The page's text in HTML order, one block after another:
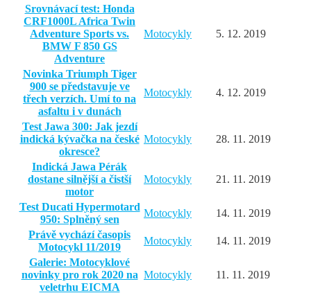
Srovnávací test: Honda
CRF1000L Africa Twin
Adventure Sports vs.
BMW F 850 GS
Adventure
Motocykly 5. 12. 2019
Novinka Triumph Tiger
900 se představuje ve
třech verzích. Umí to na
asfaltu i v dunách
Motocykly 4. 12. 2019
Test Jawa 300: Jak jezdí
indická kývačka na české
okresce?
Motocykly 28. 11. 2019
Indická Jawa Pérák
dostane silnější a čistší
motor
Motocykly 21. 11. 2019
Test Ducati Hypermotard
950: Splněný sen
Motocykly
14. 11. 2019
Právě vychází časopis
Motocykl 11/2019
Motocykly
14. 11. 2019
Galerie: Motocyklové
novinky pro rok 2020 na
veletrhu EICMA
Motocykly 11. 11. 2019